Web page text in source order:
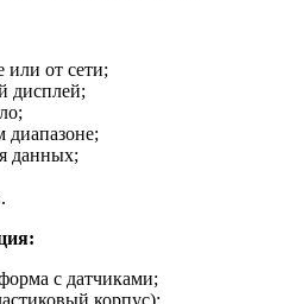
или от сети;
дисплей;
диапазоне;
данных;
с датчиками;
корпус);